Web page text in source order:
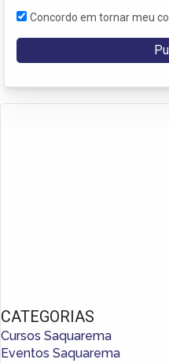
Concordo em tornar meu
CATEGORIAS
Cursos Saquarema
Eventos Saquarema